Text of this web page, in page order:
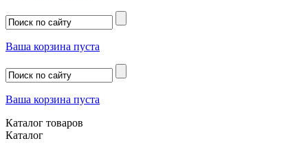
Ваша корзина пуста
Ваша корзина пуста
Каталог товаров
Каталог